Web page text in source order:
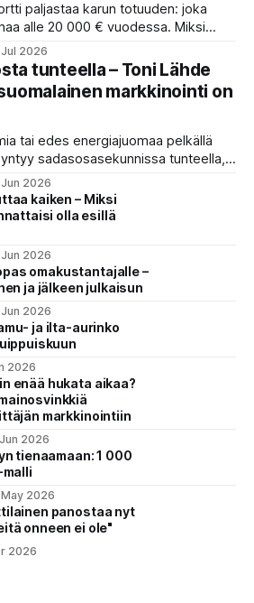
paljastaa karun totuuden: joka
alle 20 000 € vuodessa. Miksi
paikallaan? Anna Perhon
ja fokuksessa. Lue 4 askelta,
kannattavaksi ja otat itsen
2026
tunteella – Toni Lähde
markkinointi on
tai edes energiajuomaa pelkällä
sadasosasekunnissa tunteella,
vasta jälkikäteen.
2026
kaiken – Miksi
olla esillä
2026
omakustantajalle –
ja jälkeen julkaisun
2026
ja ilta-aurinko
2026
enää hukata aikaa?
markkinointiin
2026
tienaamaan: 1 000
2026
panostaa nyt
onneen ei ole"
2026